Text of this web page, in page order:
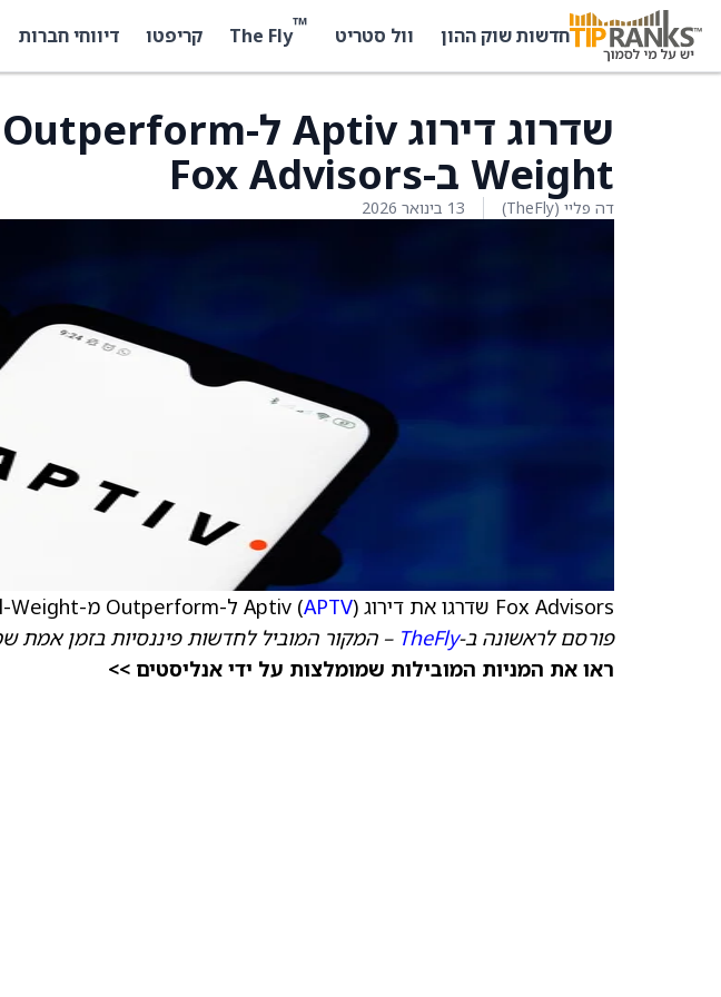
חדשות שוק ההון וול סטריט ™
The Fly קריפטו דיווחי חברות
Weight ב-Fox Advisors
דה פליי (TheFly) 13 בינואר 2026
Fox Advisors שדרגו את דירוג Aptiv ( APTV) ל-Outperform מ-Equal-Weight, עם
פורסם לראשונה ב-TheFly – המקור המוביל לחדשות פיננסיות בזמן אמת
ראו את המניות המובילות שמומלצות על ידי אנליסטים >>